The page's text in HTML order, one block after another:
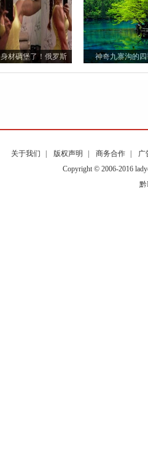
身材碉堡了！俄罗斯 神奇九寨沟的
关于我们 版权声明 商务合作
广
Copyright © 2006-2016
黔